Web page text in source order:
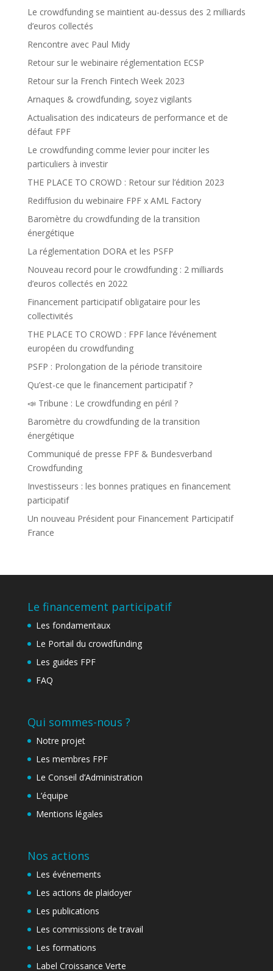
Le crowdfunding se maintient au-dessus des 2 milliards
d’euros collectés
Rencontre avec Paul Midy
Retour sur le webinaire réglementation ECSP
Retour sur la French Fintech Week 2023
Arnaques & crowdfunding, soyez vigilants
Actualisation des indicateurs de performance et de
défaut FPF
Le crowdfunding comme levier pour inciter les
particuliers à investir
THE PLACE TO CROWD : Retour sur l’édition 2023
Rediffusion du webinaire FPF x AML Factory
Baromètre du crowdfunding de la transition
énergétique
La réglementation DORA et les PSFP
Nouveau record pour le crowdfunding : 2 milliards
d’euros collectés en 2022
Financement participatif obligataire pour les
collectivités
THE PLACE TO CROWD : FPF lance l’événement
européen du crowdfunding
PSFP : Prolongation de la période transitoire
Qu’est-ce que le financement participatif ?
📣 Tribune : Le crowdfunding en péril ?
Baromètre du crowdfunding de la transition
énergétique
Communiqué de presse FPF & Bundesverband
Crowdfunding
Investisseurs : les bonnes pratiques en financement
participatif
Un nouveau Président pour Financement Participatif
France
Le financement participatif
Les fondamentaux
Le Portail du crowdfunding
Les guides FPF
FAQ
Qui sommes-nous ?
Notre projet
Les membres FPF
Le Conseil d’Administration
L’équipe
Mentions légales
Nos actions
Les événements
Les actions de plaidoyer
Les publications
Les commissions de travail
Les formations
Label Croissance Verte